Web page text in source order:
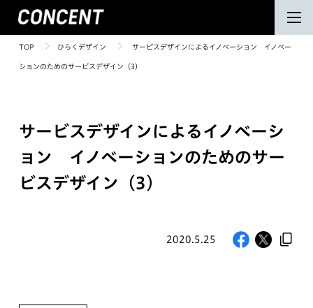
TOP ひらくデザイン サービスデザインによるイノベーション イノベー
ションのためのサービスデザイン（3）
サービスデザインによるイノベーシ
ョン イノベーションのためのサー
ビスデザイン（3）
2020.5.25